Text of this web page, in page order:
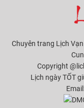
Chuyên trang Lịch
Copyright
Lịch ngày TỐT